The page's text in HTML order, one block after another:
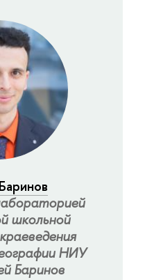
школьной
НИУ
Баринов